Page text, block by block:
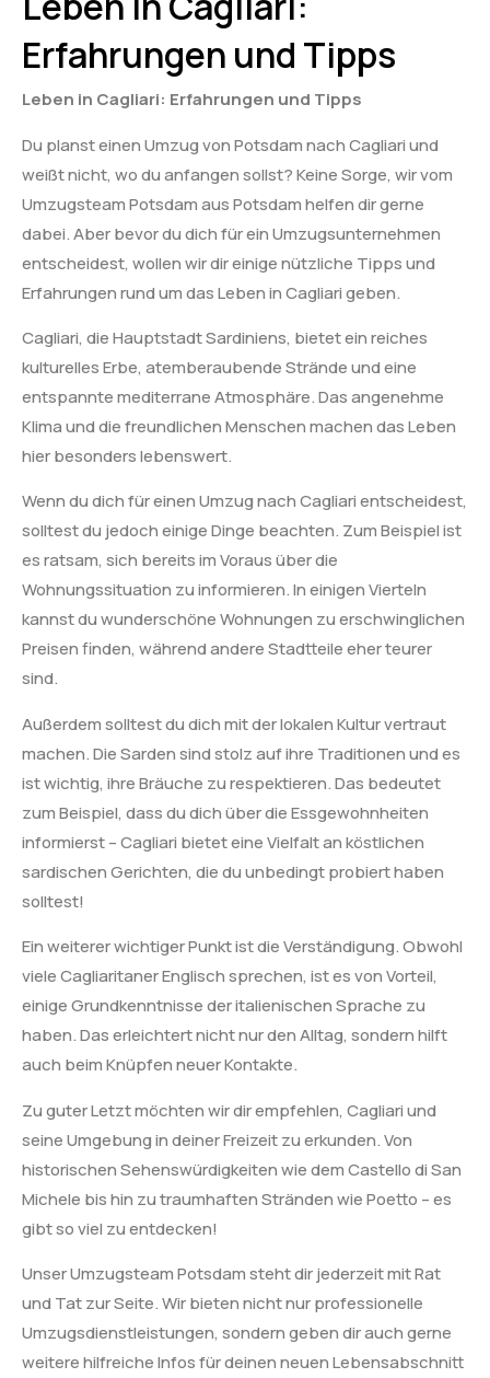
Erfahrungen und Tipps
Leben in Cagliari: Erfahrungen und Tipps
Du planst einen Umzug von Potsdam nach Cagliari und
weißt nicht, wo du anfangen sollst? Keine Sorge, wir vom
Umzugsteam Potsdam aus Potsdam helfen dir gerne
dabei. Aber bevor du dich für ein Umzugsunternehmen
entscheidest, wollen wir dir einige nützliche Tipps und
Erfahrungen rund um das Leben in Cagliari geben.
Cagliari, die Hauptstadt Sardiniens, bietet ein reiches
kulturelles Erbe, atemberaubende Strände und eine
entspannte mediterrane Atmosphäre. Das angenehme
Klima und die freundlichen Menschen machen das Leben
hier besonders lebenswert.
Wenn du dich für einen Umzug nach Cagliari entscheidest,
solltest du jedoch einige Dinge beachten. Zum Beispiel ist
es ratsam, sich bereits im Voraus über die
Wohnungssituation zu informieren. In einigen Vierteln
kannst du wunderschöne Wohnungen zu erschwinglichen
Preisen finden, während andere Stadtteile eher teurer
sind.
Außerdem solltest du dich mit der lokalen Kultur vertraut
machen. Die Sarden sind stolz auf ihre Traditionen und es
ist wichtig, ihre Bräuche zu respektieren. Das bedeutet
zum Beispiel, dass du dich über die Essgewohnheiten
informierst – Cagliari bietet eine Vielfalt an köstlichen
sardischen Gerichten, die du unbedingt probiert haben
solltest!
Ein weiterer wichtiger Punkt ist die Verständigung. Obwohl
viele Cagliaritaner Englisch sprechen, ist es von Vorteil,
einige Grundkenntnisse der italienischen Sprache zu
haben. Das erleichtert nicht nur den Alltag, sondern hilft
auch beim Knüpfen neuer Kontakte.
Zu guter Letzt möchten wir dir empfehlen, Cagliari und
seine Umgebung in deiner Freizeit zu erkunden. Von
historischen Sehenswürdigkeiten wie dem Castello di San
Michele bis hin zu traumhaften Stränden wie Poetto – es
gibt so viel zu entdecken!
Unser Umzugsteam Potsdam steht dir jederzeit mit Rat
und Tat zur Seite. Wir bieten nicht nur professionelle
Umzugsdienstleistungen, sondern geben dir auch gerne
weitere hilfreiche Infos für deinen neuen Lebensabschnitt